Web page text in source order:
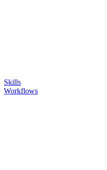
Skills
Workflows